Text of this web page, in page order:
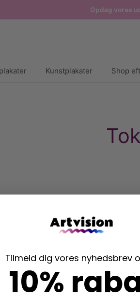
Opdag vores
Kunstplakater Shop
Tilmeld dig vores nyhedsbrev
10%